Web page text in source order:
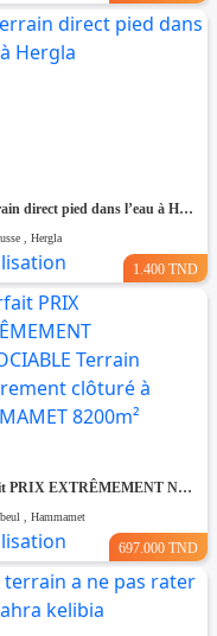
2 Terrain direct pied dans l’eau à Hergla
, Hergla
1.400 TND
Forfait PRIX EXTRÊMEMENT NÉGOCIABLE Terrain entièrement clôturé à HAMMAMET 8200m²
, Hammamet
697.000 TND